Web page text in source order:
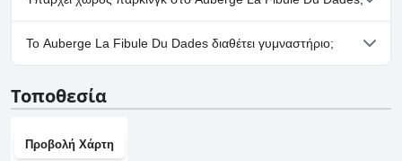
Ναι, υπάρχουν εγκαταστάσεις πάρκινγκ στο Auberge La Fibule
Du Dades.
Το Auberge La Fibule Du Dades διαθέτει γυμναστήριο;
Τοποθεσία
Προβολή Χάρτη